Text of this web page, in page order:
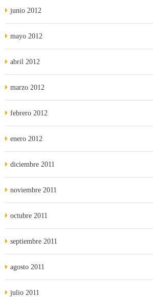
junio 2012
mayo 2012
abril 2012
marzo 2012
febrero 2012
enero 2012
diciembre 2011
noviembre 2011
octubre 2011
septiembre 2011
agosto 2011
julio 2011